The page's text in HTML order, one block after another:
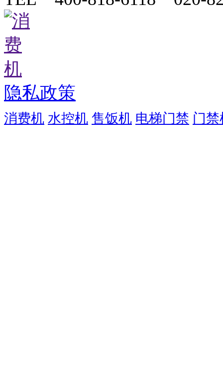
隐私政策
消费机 水控机 售饭机 电梯门禁 门禁